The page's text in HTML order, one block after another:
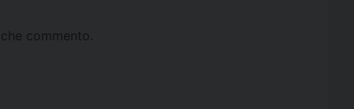
commento.